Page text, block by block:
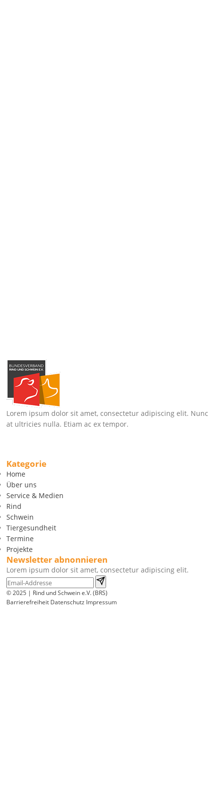
Lorem ipsum dolor sit amet, consectetur adipiscing elit. Nunc
at ultricies nulla. Etiam ac ex tempor.
Kategorie
Home
Über uns
Service & Medien
Rind
Schwein
Tiergesundheit
Termine
Projekte
Newsletter abnonnieren
Lorem ipsum dolor sit amet, consectetur adipiscing elit.
© 2025 | Rind und Schwein e.V. (BRS)
Barrierefreiheit Datenschutz Impressum